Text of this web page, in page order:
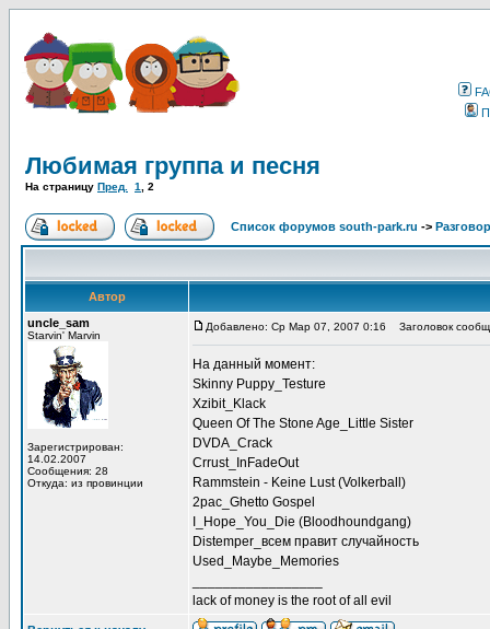
Любимая группа и песня
На страницу Пред. 1 2
Список форумов south-park.ru ->
Автор
uncle_sam
Starvin' Marvin
Зарегистрирован:
14.02.2007
Сообщения: 28
Откуда: из провинции
Добавлено: Ср Мар 07, 2007 0:16 Заголовок
На данный момент:
Skinny Puppy_Testure
Xzibit_Klack
Queen Of The Stone Age_Little Sister
DVDA_Crack
Crrust_InFadeOut
Rammstein - Keine Lust (Volkerball)
2pac_Ghetto Gospel
I_Hope_You_Die (Bloodhoundgang)
Distemper_всем правит случайность
Used_Maybe_Memories
lack of money is the root of all evil